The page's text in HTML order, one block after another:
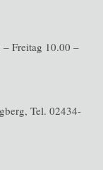
Freitag 10.00 –
Tel. 02434-